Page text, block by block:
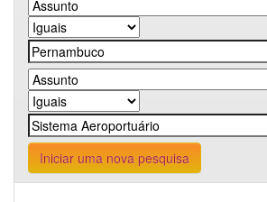
Iniciar uma nova pesquisa